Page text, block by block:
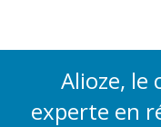
Alioze, le
experte en